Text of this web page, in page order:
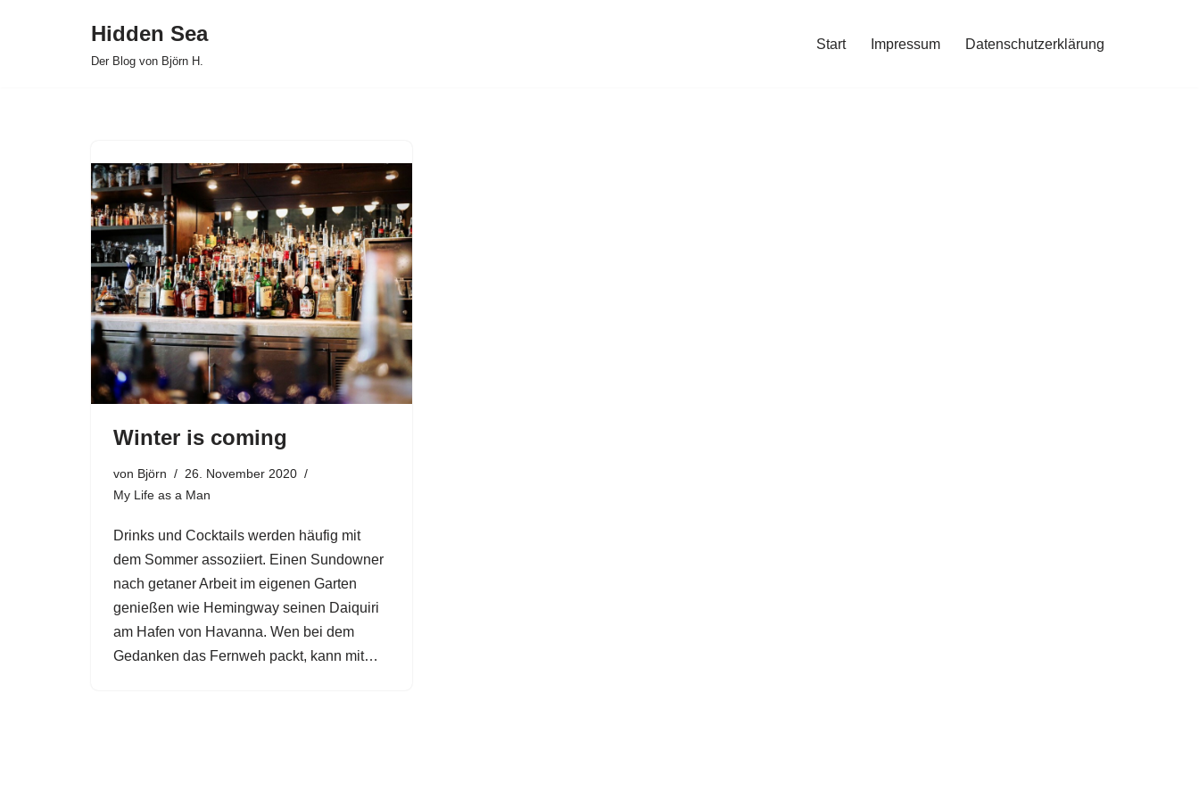
Hidden Sea
Der Blog von Björn H.
Start Impressum Datenschutzerklärung
Winter is coming
von Björn
26. November 2020
My Life as a Man
Drinks und Cocktails werden häufig mit
dem Sommer assoziiert. Einen Sundowner
nach getaner Arbeit im eigenen Garten
genießen wie Hemingway seinen Daiquiri
am Hafen von Havanna. Wen bei dem
Gedanken das Fernweh packt, kann mit…